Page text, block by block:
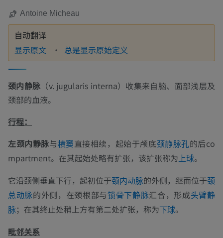
Antoine Micheau
自动翻译
显示原文 总是显示原始定义
颈内静脉 （v. jugularis interna）收集来自脑、面部浅层及
颈部的血液。
行程：
左颈内静脉与横窦直接相续，起始于颅底颈静脉孔的后co
mpartment。在其起始处略有扩张，该扩张称为 上球。
它沿颈侧垂直下行，起初位于颈内动脉的外侧，继而位于颈
总动脉的外侧，在颈根部与锁骨下静脉汇合，形成头臂静
脉；在其终止处稍上方有第二处扩张，称为下球。
毗邻关系